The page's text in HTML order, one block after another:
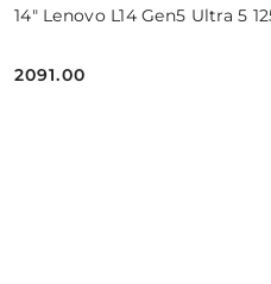
14" Lenovo L14 Gen5 Ultra 5
Cena:
2091.00